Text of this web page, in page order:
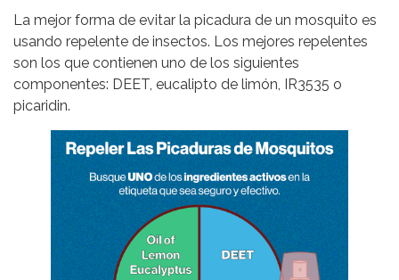
La mejor forma de evitar la picadura de un mosquito es
usando repelente de insectos. Los mejores repelentes
son los que contienen uno de los siguientes
componentes: DEET, eucalipto de limón, IR3535 o
picaridin.